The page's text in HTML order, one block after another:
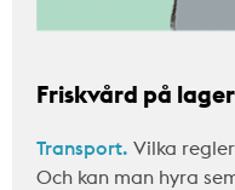
Friskvård på
Transport. Vilka
Och kan man hyra